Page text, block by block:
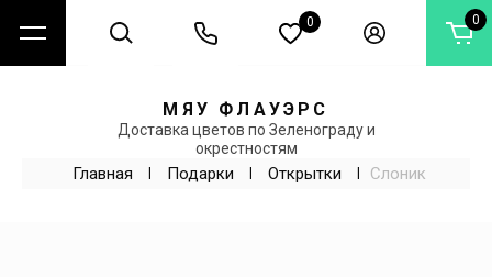
0
0
МЯУ ФЛАУЭРС
Доставка цветов по Зеленограду и
окрестностям
Главная | Подарки | Открытки | Слоник